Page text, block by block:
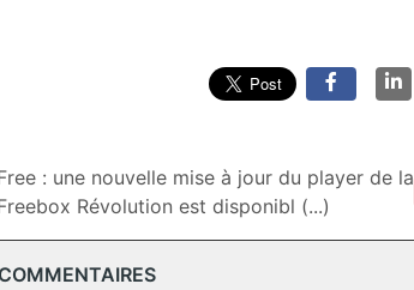
: une nouvelle mise à jour du player de la
Révolution est disponibl (...)